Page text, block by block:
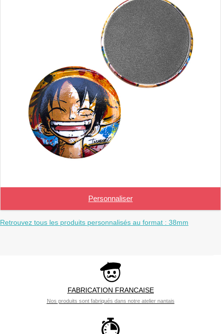
Personnaliser
Retrouvez tous les produits personnalisés au format : 38mm
FABRICATION FRANCAISE
Nos produits sont fabriqués dans notre atelier nantais